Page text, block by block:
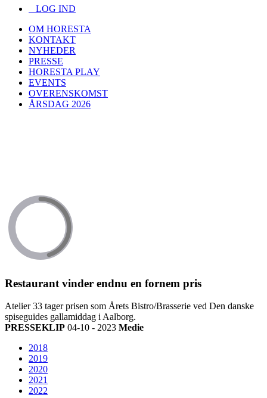
LOG IND
OM HORESTA
KONTAKT
NYHEDER
PRESSE
HORESTA PLAY
EVENTS
OVERENSKOMST
ÅRSDAG 2026
Restaurant vinder endnu en fornem pris
Atelier 33 tager prisen som Årets Bistro/Brasserie ved Den danske
spiseguides gallamiddag i Aalborg.
PRESSEKLIP 04-10 - 2023 Medie
2018
2019
2020
2021
2022